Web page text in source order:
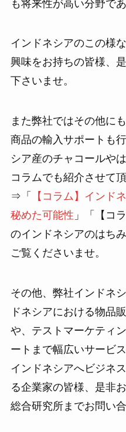
も将来性が高い分野で
インドネシアのこの様
興味をお持ちの皆様、
下さいませ。
また弊社ではその他に
商品の輸入サポートも
シア産のチャコールや
コラムでも紹介させて
⇒「
【コラム】インド
秘めた可能性 」「【コ
のインドネシアのはち
ご覧くださいませ。
その他、弊社インドネ
ドネシアにおける物品
や、テストマーケティ
ートまで幅広いサービ
インドネシアへビジネ
る企業家の皆様、是非
総合研究所までお問い